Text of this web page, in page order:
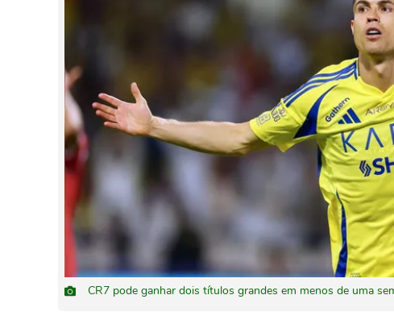
CR7 pode ganhar dois títulos grandes em menos de uma